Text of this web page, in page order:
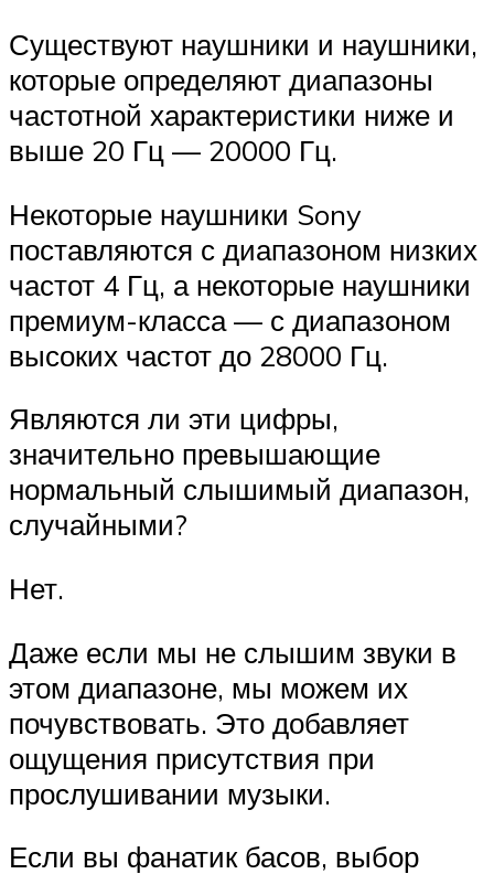
Существуют наушники и наушники,
которые определяют диапазоны
частотной характеристики ниже и
выше 20 Гц — 20000 Гц.
Некоторые наушники Sony
поставляются с диапазоном низких
частот 4 Гц, а некоторые наушники
премиум-класса — с диапазоном
высоких частот до 28000 Гц.
Являются ли эти цифры,
значительно превышающие
нормальный слышимый диапазон,
случайными?
Нет.
Даже если мы не слышим звуки в
этом диапазоне, мы можем их
почувствовать. Это добавляет
ощущения присутствия при
прослушивании музыки.
Если вы фанатик басов, выбор